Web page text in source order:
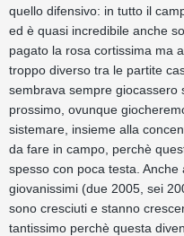
quello difensivo: in tutto il
ed è quasi incredibile anche
pagato la rosa cortissima ma
troppo diverso tra le partite
sembrava sempre giocassero
prossimo, ovunque
sistemare, insieme alla
da fare in campo, perchè
spesso con poca testa.
giovanissimi (due 2005, sei
sono cresciuti e stanno
tantissimo perchè questa